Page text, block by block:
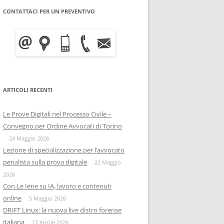
SU TELEGRAM
WRITE BLOCKER: COME
QUANTO COSTA
INFORMATICA GIURIDICA
DATA BREACH
DIGITAL FORENSICS
DISTRIBUZIONE FORENSE
BITCOIN FORENSICS E
BLOCKCHAIN
ONIF
OSINTITALIA
CONTATTACI PER UN PREVENTIVO
ARTICOLI RECENTI
Le Prove Digitali nel Processo Civile –
Convegno per Ordine Avvocati di Torino
24 Maggio 2026
Lezione di specializzazione per l’avvocato
penalista sulla prova digitale
22 Maggio
2026
Con Le Iene su IA, lavoro e contenuti
online
5 Maggio 2026
DRIFT Linux: la nuova live distro forense
italiana
17 Aprile 2026